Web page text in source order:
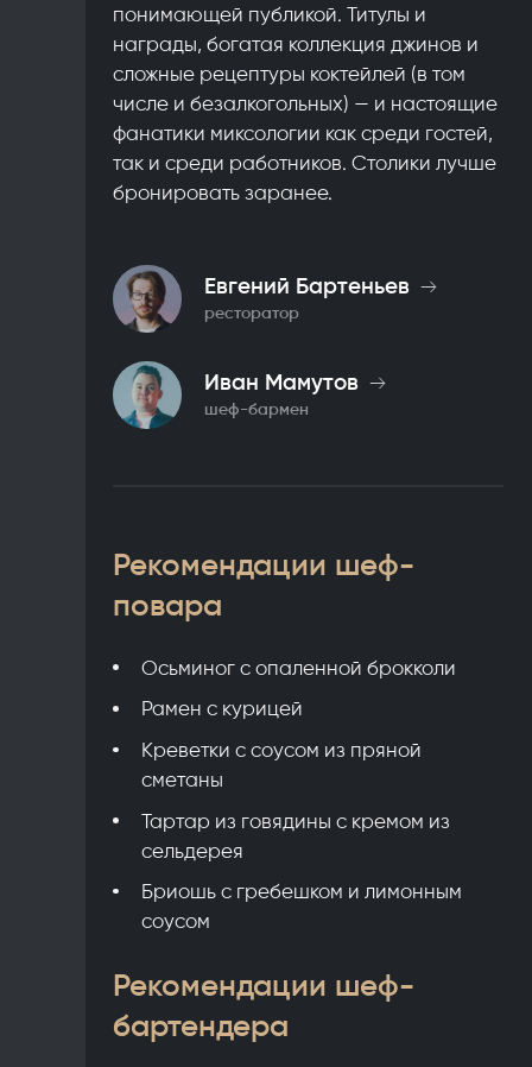
понимающей публикой. Титулы и
награды, богатая коллекция джинов и
сложные рецептуры коктейлей (в том
числе и безалкогольных) — и настоящие
фанатики миксологии как среди гостей,
так и среди работников. Столики лучше
бронировать заранее.
Евгений Бартеньев
ресторатор
Иван Мамутов
шеф-бармен
Рекомендации шеф-
повара
Осьминог с опаленной брокколи
Рамен с курицей
Креветки с соусом из пряной
сметаны
Тартар из говядины с кремом из
сельдерея
Бриошь с гребешком и лимонным
соусом
Рекомендации шеф-
бартендера